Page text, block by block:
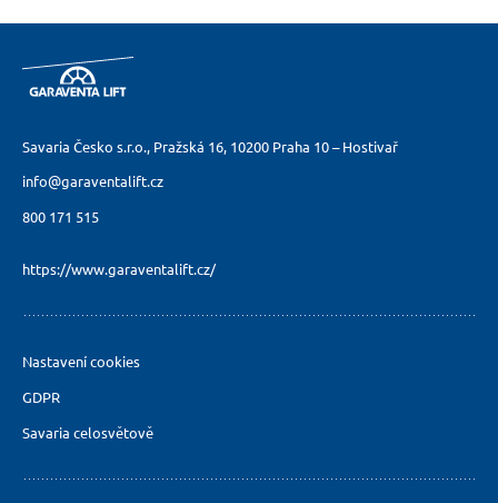
Savaria Česko s.r.o., Pražská 16, 10200 Praha 10 – Hostivař
info@garaventalift.cz
800 171 515
https://www.garaventalift.cz/
Nastavení cookies
GDPR
Savaria celosvětově